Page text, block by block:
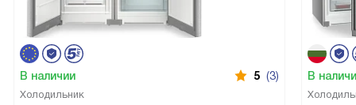
В наличии 5 (3)
Холодильник
В